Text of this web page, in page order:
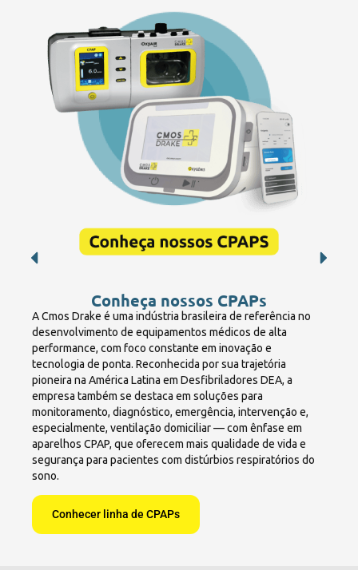
Conheça nossos CPAPs
A Cmos Drake é uma indústria brasileira de referência no
desenvolvimento de equipamentos médicos de alta
performance, com foco constante em inovação e
tecnologia de ponta. Reconhecida por sua trajetória
pioneira na América Latina em Desfibriladores DEA, a
empresa também se destaca em soluções para
monitoramento, diagnóstico, emergência, intervenção e,
especialmente, ventilação domiciliar — com ênfase em
aparelhos CPAP, que oferecem mais qualidade de vida e
segurança para pacientes com distúrbios respiratórios do
sono.
Conhecer linha de CPAPs